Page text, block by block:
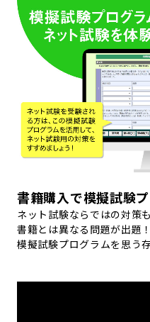
書籍購入で模擬試験
ネット試験ならではの対策
書籍とは異なる問題が出題
模擬試験プログラムを思う